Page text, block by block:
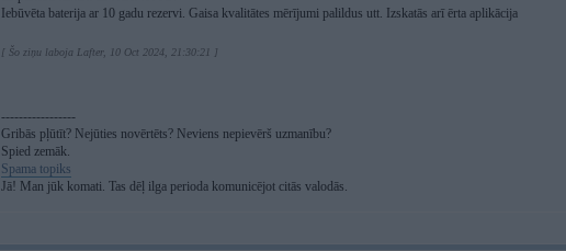
Iebūvēta baterija ar 10 gadu rezervi. Gaisa kvalitātes mērījumi palildus utt. Izskatās arī ērta aplikācija
[ Šo ziņu laboja Lafter, 10 Oct 2024, 21:30:21 ]
-----------------
Gribās pļūtīt? Nejūties novērtēts? Neviens nepievērš uzmanību?
Spied zemāk.
Spama topiks
Jā! Man jūk komati. Tas dēļ ilga perioda komunicējot citās valodās.